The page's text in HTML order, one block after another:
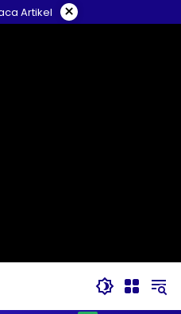
Artikel ×